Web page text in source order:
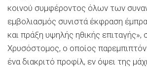
κοινού συμφέροντος όλων των
εμβολιασμός συνιστά έκφραση
και πράξη υψηλής ηθικής επιταγής»,
Χρυσόστομος, ο οποίος
ένα διακριτό προφίλ, εν όψει της